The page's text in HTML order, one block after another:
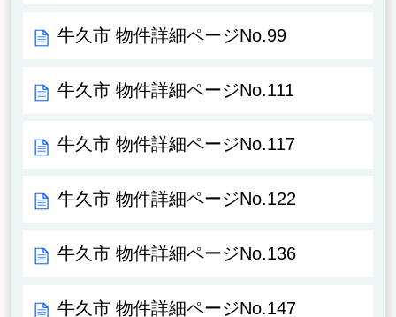
牛久市 物件詳細ページNo.99
牛久市 物件詳細ページNo.111
牛久市 物件詳細ページNo.117
牛久市 物件詳細ページNo.122
牛久市 物件詳細ページNo.136
牛久市 物件詳細ページNo.147